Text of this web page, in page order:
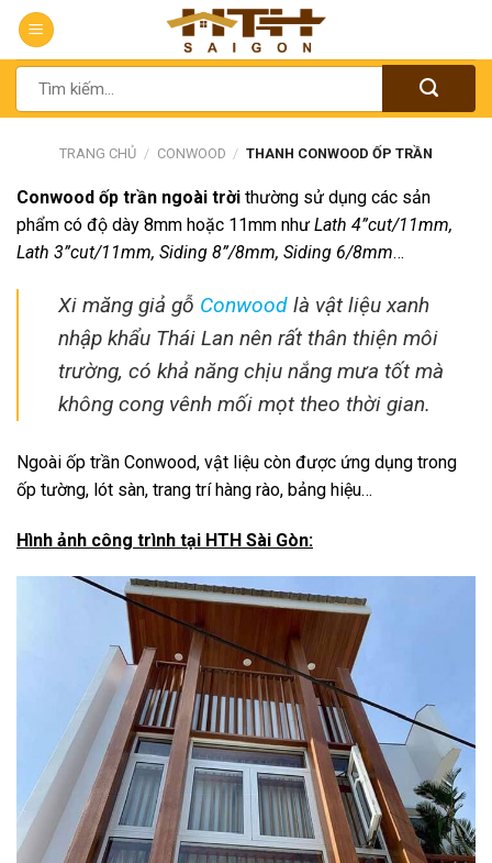
Chuyển
đến
nộiTìm
kiếm:
TRANG CHỦ / CONWOOD / THANH CONWOOD ỐP TRẦN
Conwood ốp trần ngoài trời thường sử dụng các sản
phẩm có độ dày 8mm hoặc 11mm như Lath 4”cut/11mm,
Lath 3”cut/11mm, Siding 8”/8mm, Siding 6/8mm…
Xi măng giả gỗ Conwood là vật liệu xanh
nhập khẩu Thái Lan nên rất thân thiện môi
trường, có khả năng chịu nắng mưa tốt mà
không cong vênh mối mọt theo thời gian.
Ngoài ốp trần Conwood, vật liệu còn được ứng dụng trong
ốp tường, lót sàn, trang trí hàng rào, bảng hiệu…
Hình ảnh công trình tại HTH Sài Gòn: